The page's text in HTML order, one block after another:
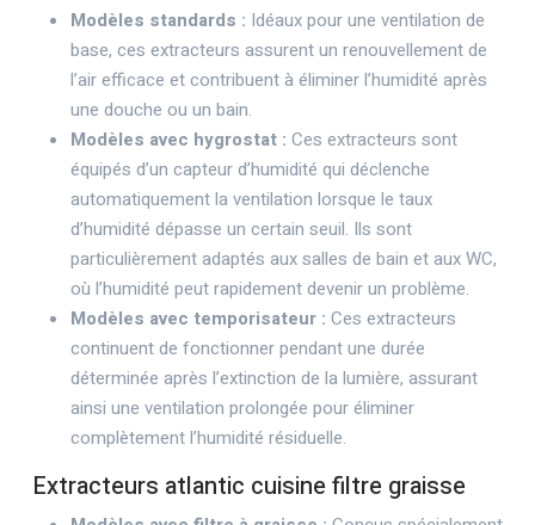
Modèles standards : Idéaux pour une ventilation de
base, ces extracteurs assurent un renouvellement de
l’air efficace et contribuent à éliminer l’humidité après
une douche ou un bain.
Modèles avec hygrostat : Ces extracteurs sont
équipés d’un capteur d’humidité qui déclenche
automatiquement la ventilation lorsque le taux
d’humidité dépasse un certain seuil. Ils sont
particulièrement adaptés aux salles de bain et aux WC,
où l’humidité peut rapidement devenir un problème.
Modèles avec temporisateur : Ces extracteurs
continuent de fonctionner pendant une durée
déterminée après l’extinction de la lumière, assurant
ainsi une ventilation prolongée pour éliminer
complètement l’humidité résiduelle.
Extracteurs atlantic cuisine filtre graisse